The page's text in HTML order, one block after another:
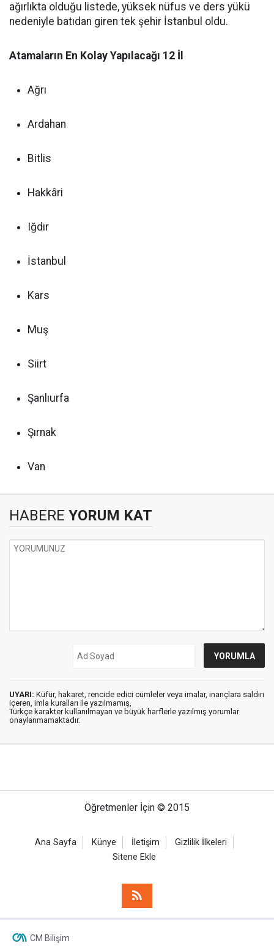
ağırlıkta olduğu listede, yüksek nüfus ve ders yükü
nedeniyle batıdan giren tek şehir İstanbul oldu.
Atamaların En Kolay Yapılacağı 12 İl
Ağrı
Ardahan
Bitlis
Hakkâri
Iğdır
İstanbul
Kars
Muş
Siirt
Şanlıurfa
Şırnak
Van
HABERE YORUM KAT
UYARI: Küfür, hakaret, rencide edici cümleler veya imalar, inançlara saldırı
içeren, imla kuralları ile yazılmamış,
Türkçe karakter kullanılmayan ve büyük harflerle yazılmış yorumlar
onaylanmamaktadır.
Öğretmenler İçin © 2015
Ana Sayfa Künye İletişim
Gizlilik İlkeleri
Sitene Ekle
CM Bilişim